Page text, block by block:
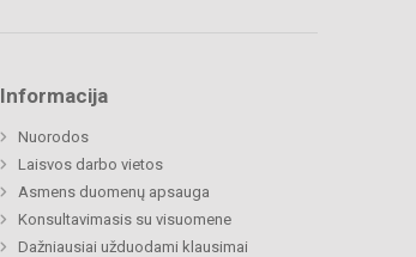
Informacija
Nuorodos
Laisvos darbo vietos
Asmens duomenų apsauga
Konsultavimasis su visuomene
Dažniausiai užduodami klausimai